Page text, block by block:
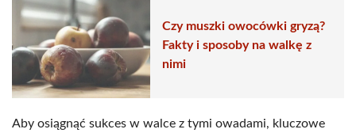
Czy muszki owocówki gryzą?
Fakty i sposoby na walkę z
nimi
Aby osiągnąć sukces w walce z tymi owadami, kluczowe